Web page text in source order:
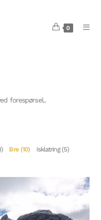
0
forespørsel..
Bre (10)
Isklatring (5)